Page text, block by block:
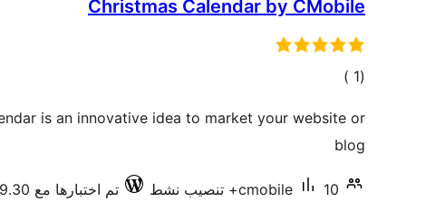
Christmas Calendar by CMobile
(1
إجمالي)
is an innovative idea to market your website or
blog
cmobile 10+ تنصيب نشط تم اختبارها مع 4.9.30